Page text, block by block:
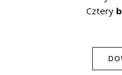
Cztery